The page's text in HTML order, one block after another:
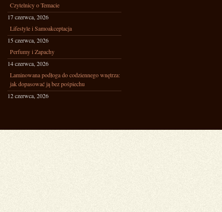
Czytelnicy o Temacie
17 czerwca, 2026
Lifestyle i Samoakceptacja
15 czerwca, 2026
Perfumy i Zapachy
14 czerwca, 2026
Laminowana podłoga do codziennego wnętrza:
jak dopasować ją bez pośpiechu
12 czerwca, 2026